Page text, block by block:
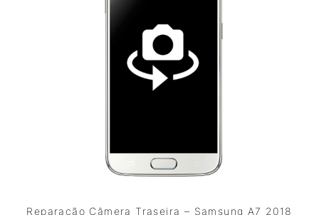
Reparação Câmera Traseira – Samsung A7 2018